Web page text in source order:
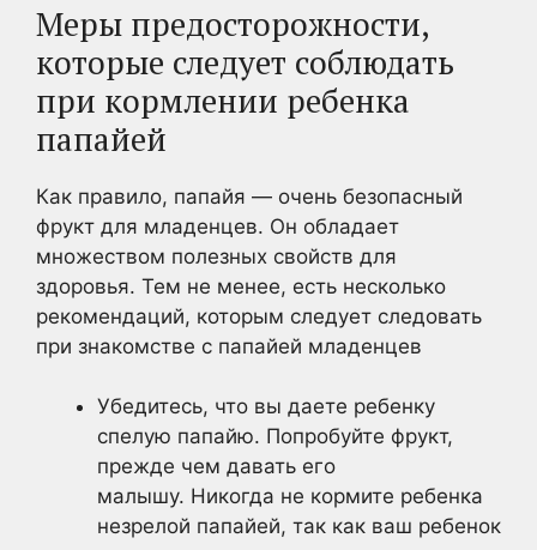
Меры предосторожности,
которые следует соблюдать
при кормлении ребенка
папайей
Как правило, папайя — очень безопасный
фрукт для младенцев. Он обладает
множеством полезных свойств для
здоровья. Тем не менее, есть несколько
рекомендаций, которым следует следовать
при знакомстве с папайей младенцев
Убедитесь, что вы даете ребенку
спелую папайю. Попробуйте фрукт,
прежде чем давать его
малышу. Никогда не кормите ребенка
незрелой папайей, так как ваш ребенок